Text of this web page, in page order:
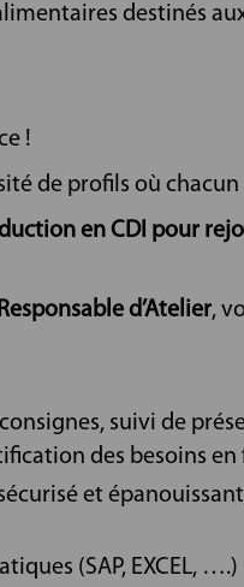
destinés
!
de profils où chacun
en CDI pour
d’Atelier,
suivi de
des besoins
et
(SAP, EXCEL, ….)